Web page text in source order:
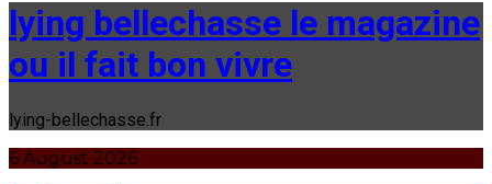
lying bellechasse le magazine
ou il fait bon vivre
lying-bellechasse.fr
6 August 2026